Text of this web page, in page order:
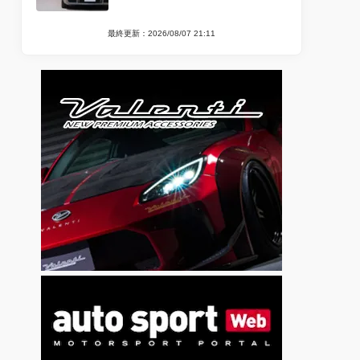
最終更新：2026/08/07 21:11